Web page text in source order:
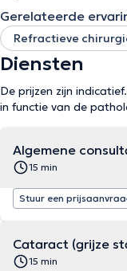
Gerelateerde
Refractieve
Diensten
De prijzen zijn
in functie van de
Algemene
15 min
Stuur een
Cataract (grijze
15 min